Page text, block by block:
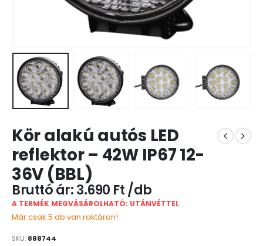
Kör alakú autós LED
reflektor – 42W IP67 12-
36V (BBL)
3.690 Ft
A TERMÉK MEGVÁSÁROLHATÓ: UTÁNVÉTTEL
Már csak 5 db van raktáron!
SKU: 888744